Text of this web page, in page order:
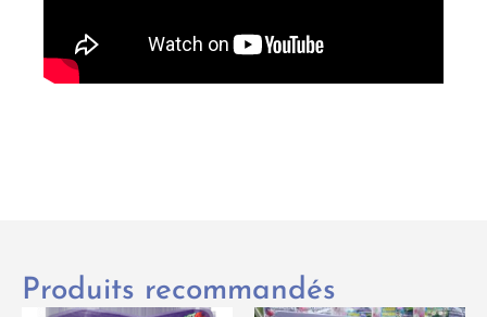
Produits recommandés